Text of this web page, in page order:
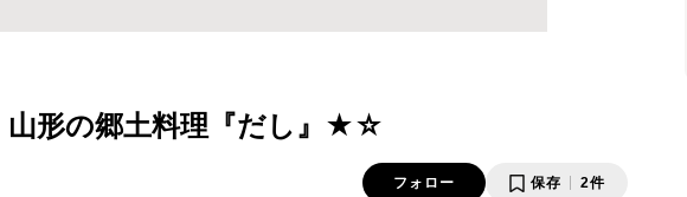
形の郷土料理『だし』★☆
フォロー 保存 2件